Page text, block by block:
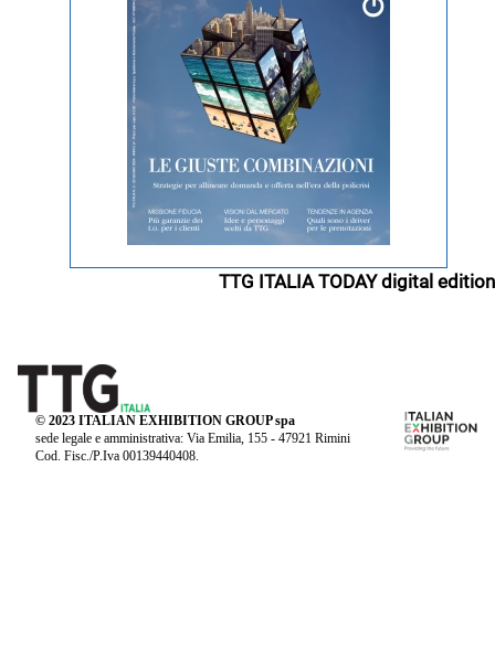
TTG ITALIA TODAY digital edition
© 2023 ITALIAN EXHIBITION GROUP spa
sede legale e amministrativa: Via Emilia, 155 - 47921 Rimini
Cod. Fisc./P.Iva 00139440408.